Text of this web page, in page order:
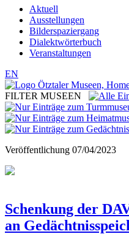
Aktuell
Ausstellungen
Bilderspaziergang
Dialektwörterbuch
Veranstaltungen
EN
FILTER MUSEEN
Veröffentlichung 07/04/2023
Schenkung der
an